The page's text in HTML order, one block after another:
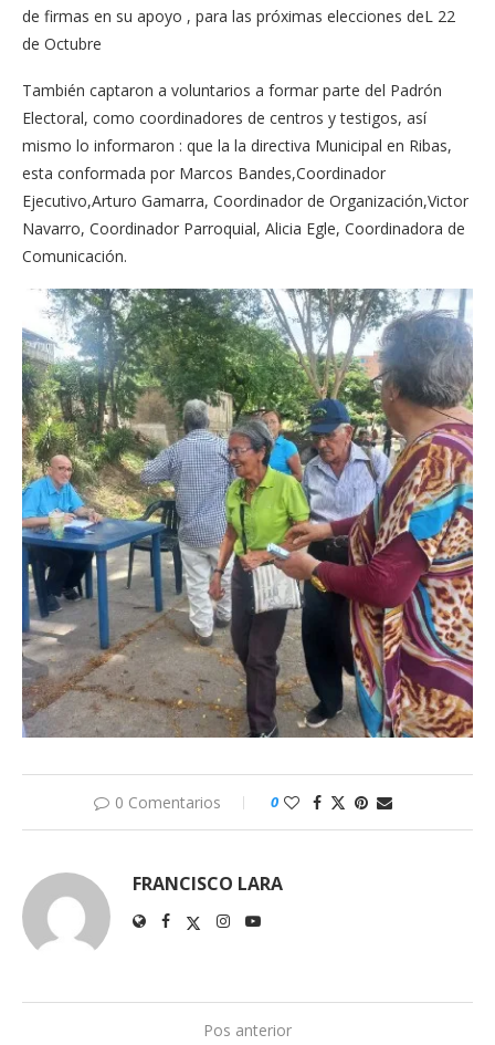
de firmas en su apoyo , para las próximas elecciones deL 22
de Octubre
También captaron a voluntarios a formar parte del Padrón
Electoral, como coordinadores de centros y testigos, así
mismo lo informaron : que la la directiva Municipal en Ribas,
esta conformada por Marcos Bandes,Coordinador
Ejecutivo,Arturo Gamarra, Coordinador de Organización,Victor
Navarro, Coordinador Parroquial, Alicia Egle, Coordinadora de
Comunicación.
0 Comentarios 0
FRANCISCO LARA
Pos anterior